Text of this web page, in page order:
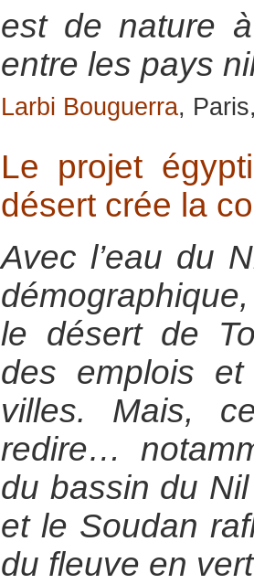
est de nature
entre les pays
Larbi Bouguerra,
Le projet
désert crée la
Avec l’eau du
le désert de
des emplois et
villes. Mais,
redire…
du bassin du
et le Soudan
du fleuve en